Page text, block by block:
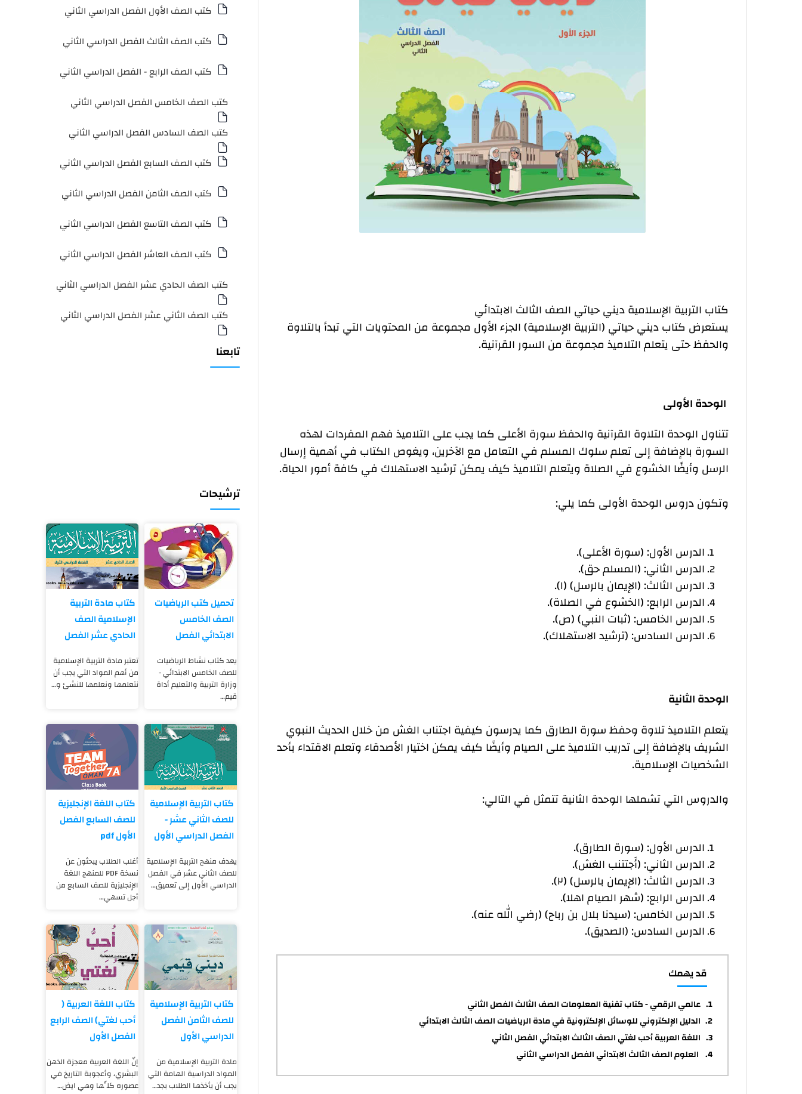
كتاب التربية الإسلامية ديني حياتي الصف الثالث الابتدائي
يستعرض كتاب ديني حياتي (التربية الإسلامية) الجزء الأول مجموعة من المحتويات التي تبدأ بالتلاوة
والحفظ حتى يتعلم التلاميذ مجموعة من السور القرآنية.
الوحدة الأولى
تتناول الوحدة التلاوة القرآنية والحفظ سورة الأعلى كما يجب على التلاميذ فهم المفردات لهذه
السورة بالإضافة إلى تعلم سلوك المسلم في التعامل مع الآخرين، ويغوص الكتاب في أهمية إرسال
الرسل وأيضًا الخشوع في الصلاة ويتعلم التلاميذ كيف يمكن ترشيد الاستهلاك في كافة أمور الحياة.
وتكون دروس الوحدة الأولى كما يلي:
الدرس الأول: (سورة الأعلى).
الدرس الثاني: (المسلم حق).
الدرس الثالث: (الإيمان بالرسل) (١).
الدرس الرابع: (الخشوع في الصلاة).
الدرس الخامس: (ثبات النبي) (ص).
الدرس السادس: (ترشيد الاستهلاك).
الوحدة الثانية
يتعلم التلاميذ تلاوة وحفظ سورة الطارق كما يدرسون كيفية اجتناب الغش من خلال الحديث النبوي
الشريف بالإضافة إلى تدريب التلاميذ على الصيام وأيضًا كيف يمكن اختيار الأصدقاء وتعلم الاقتداء بأحد
الشخصيات الإسلامية.
والدروس التي تشملها الوحدة الثانية تتمثل في التالي:
الدرس الأول: (سورة الطارق).
الدرس الثاني: (أَجتتنب الغش).
الدرس الثالث: (الإيمان بالرسل) (٢).
الدرس الرابع: (شهر الصيام اهلا).
الدرس الخامس: (سيدنا بلال بن رباح) (رضي الله عنه).
الدرس السادس: (الصديق).
قد يهمك
عالمي الرقمي - كتاب تقنية المعلومات الصف الثالث الفصل الثاني
الدليل الإلكتروني للوسائل الإلكترونية في مادة الرياضيات الصف الثالث الابتدائي
اللغة العربية أحب لغتي الصف الثالث الابتدائي الفصل الثاني
العلوم الصف الثالث الابتدائي الفصل الدراسي الثاني
كتب الصف الأول الفصل الدراسي الثاني
كتب الصف الثالث الفصل الدراسي الثاني
كتب الصف الرابع - الفصل الدراسي الثاني
كتب الصف الخامس الفصل الدراسي الثاني
كتب الصف السادس الفصل الدراسي الثاني
كتب الصف السابع الفصل الدراسي الثاني
كتب الصف الثامن الفصل الدراسي الثاني
كتب الصف التاسع الفصل الدراسي الثاني
كتب الصف العاشر الفصل الدراسي الثاني
كتب الصف الحادي عشر الفصل الدراسي الثاني
كتب الصف الثاني عشر الفصل الدراسي الثاني
تابعنا
ترشيحات
تحميل كتب الرياضيات
الصف الخامس
الابتدائي الفصل
يعد كتاب نشاط الرياضيات
للصف الخامس الابتدائي -
وزارة التربية والتعليم أداة
قيم…
كتاب مادة التربية
الإسلامية الصف
الحادي عشر الفصل
تعتبر مادة التربية الإسلامية
من أهم المواد التي يجب أن
نتعلمها ونعلمها للنشئ و…
كتاب التربية الإسلامية
للصف الثاني عشر -
الفصل الدراسي الأول
يهدف منهج التربية الإسلامية
للصف الثاني عشر في الفصل
الدراسي الأول إلى تعميق…
كتاب اللغة الإنجليزية
للصف السابع الفصل
الأول pdf
أغلب الطلاب يبحثون عن
نسخة PDF للمنهج اللغة
الإنجليزية للصف السابع من
أجل تسهي…
كتاب التربية الإسلامية
للصف الثامن الفصل
الدراسي الأول
مادة التربية الإسلامية من
المواد الدراسية الهامة التي
يجب أن يأخذها الطلاب بجد…
كتاب اللغة العربية (
أحب لغتي) الصف الرابع
الفصل الأول
إنّ اللغة العربية معجزة الذهن
البشري، وأعجوبة التاريخ في
عصوره كلِّها وهي ايض…